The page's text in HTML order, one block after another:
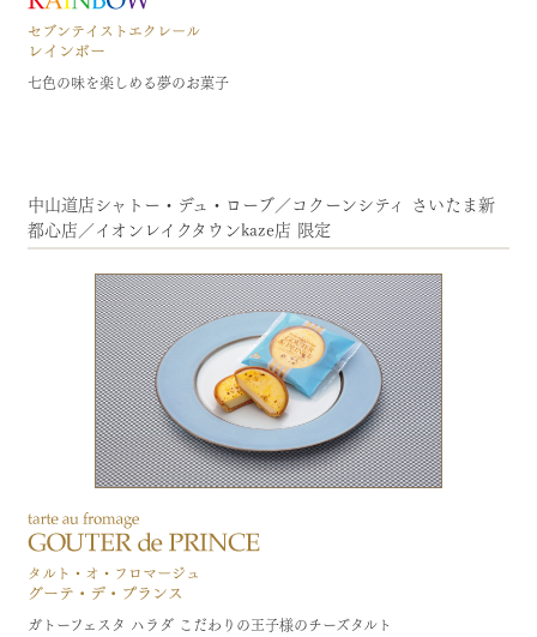
七色の味を楽しめる夢のお菓子
中山道店シャトー・デュ・ローブ／コクーンシティ さいたま新
都心店／イオンレイクタウンkaze店 限定
ガトーフェスタ ハラダ こだわりの王子様のチーズタルト